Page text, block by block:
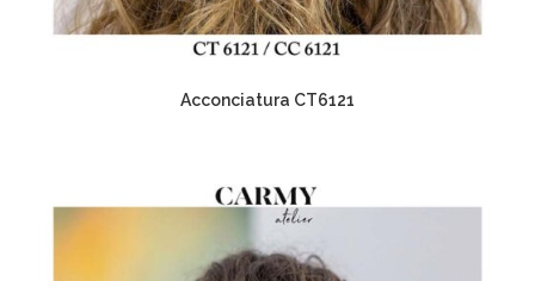
Acconciatura CT6121